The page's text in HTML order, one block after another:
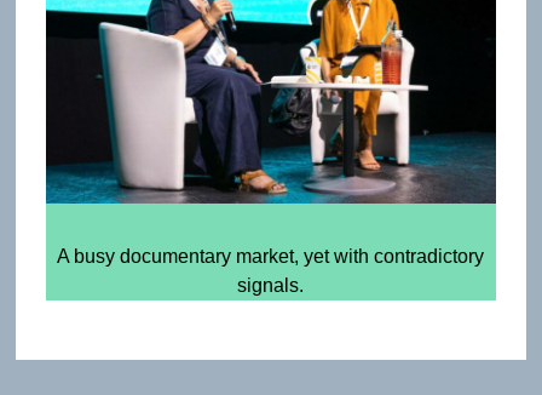
A busy documentary market, yet with contradictory
signals.